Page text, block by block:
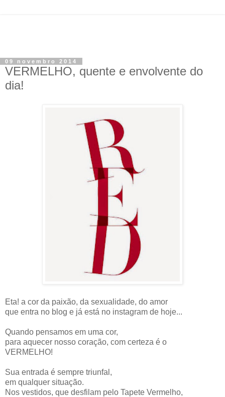
09 novembro 2014
VERMELHO, quente e envolvente do
dia!
Eta! a cor da paixão, da sexualidade, do amor
que entra no blog e já está no instagram de hoje...
Quando pensamos em uma cor,
para aquecer nosso coração, com certeza é o
VERMELHO!
Sua entrada é sempre triunfal,
em qualquer situação.
Nos vestidos, que desfilam pelo Tapete Vermelho,